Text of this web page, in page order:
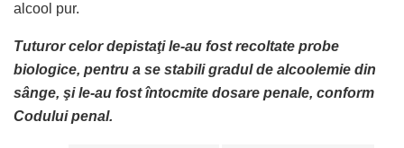
alcool pur.
Tuturor celor depistaţi le-au fost recoltate probe
biologice, pentru a se stabili gradul de alcoolemie din
sânge, şi le-au fost întocmite dosare penale, conform
Codului penal.